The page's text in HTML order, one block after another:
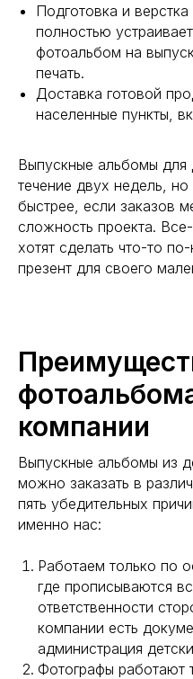
Подготовка и
полностью
фотоальбом на
печать.
Доставка готовой
населенные пункты,
Выпускные альбомы для
течение двух недель,
быстрее, если заказов
сложность проекта.
хотят сделать что-то
презент для своего
компании
Выпускные альбомы из
можно заказать в
пять убедительных
именно нас:
Работаем только по
где прописываются
ответственности
компании есть
администрация
Фотографы работают